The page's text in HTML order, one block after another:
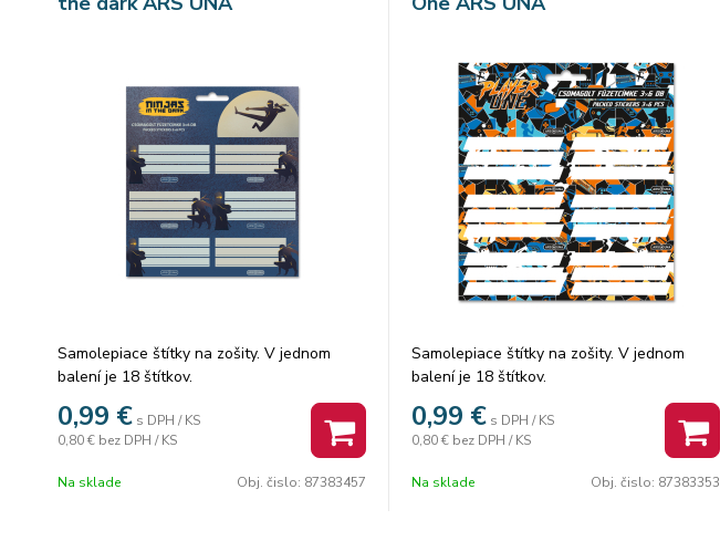
Samolepiace štítky na zošity. V jednom
balení je 18 štítkov.
0,99 € s DPH / KS
0,80 € bez DPH / KS
Na sklade Obj. čislo: 87383457
Samolepiace štítky na zošity. V jednom
balení je 18 štítkov.
0,99 € s DPH / KS
0,80 € bez DPH / KS
Na sklade Obj. čislo: 87383353